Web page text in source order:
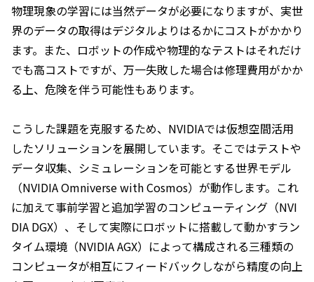
物理現象の学習には当然データが必要になりますが、実世
界のデータの取得はデジタルよりはるかにコストがかかり
ます。また、ロボットの作成や物理的なテストはそれだけ
でも高コストですが、万一失敗した場合は修理費用がかか
る上、危険を伴う可能性もあります。
こうした課題を克服するため、NVIDIAでは仮想空間活用
したソリューションを展開しています。そこではテストや
データ収集、シミュレーションを可能とする世界モデル
（NVIDIA Omniverse with Cosmos）が動作します。これ
に加えて事前学習と追加学習のコンピューティング（NVI
DIA DGX）、そして実際にロボットに搭載して動かすラン
タイム環境（NVIDIA AGX）によって構成される三種類の
コンピュータが相互にフィードバックしながら精度の向上